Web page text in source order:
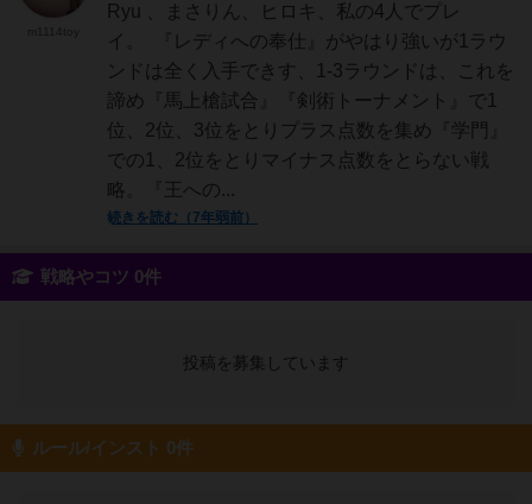
Ryu 、まさりん、ヒロキ、私の4人でプレ
イ。 『レディへの奉仕』がやはり強いが1ラウ
ンドは全く入手できす、1-3ラウンドは、これを
諦め『馬上槍試合』『剣術トーナメント』で1
位、2位、3位をとりプラス点数を集め『学門』
での1、2位をとりマイナス点数をとらない戦
略。『王への...
続きを読む（7年弱前）
戦略やコツ 0件
投稿を募集しています
ルール/インスト 0件